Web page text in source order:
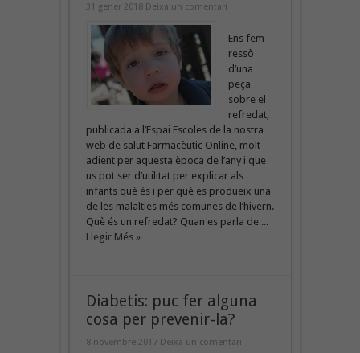
31 gener 2018 Deixa un comentari
Ens fem
ressò
d’una
peça
sobre el
refredat,
publicada a l’Espai Escoles de la nostra
web de salut Farmacèutic Online, molt
adient per aquesta època de l’any i que
us pot ser d’utilitat per explicar als
infants què és i per què es produeix una
de les malalties més comunes de l’hivern.
Què és un refredat? Quan es parla de ...
Llegir Més »
Diabetis: puc fer alguna
cosa per prevenir-la?
8 novembre 2017 Deixa un comentari